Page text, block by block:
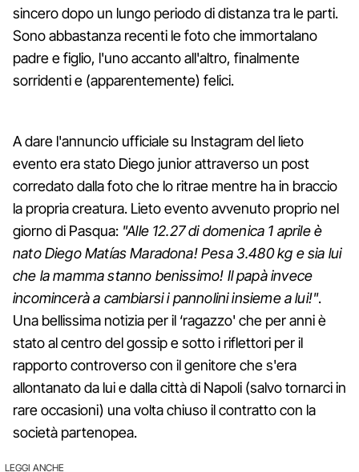
sincero dopo un lungo periodo di distanza tra le parti.
Sono abbastanza recenti le foto che immortalano
padre e figlio, l'uno accanto all'altro, finalmente
sorridenti e (apparentemente) felici.
A dare l'annuncio ufficiale su Instagram del lieto
evento era stato Diego junior attraverso un post
corredato dalla foto che lo ritrae mentre ha in braccio
la propria creatura. Lieto evento avvenuto proprio nel
giorno di Pasqua: "Alle 12.27 di domenica 1 aprile è
nato Diego Matías Maradona! Pesa 3.480 kg e sia lui
che la mamma stanno benissimo! Il papà invece
incomincerà a cambiarsi i pannolini insieme a lui!".
Una bellissima notizia per il ‘ragazzo' che per anni è
stato al centro del gossip e sotto i riflettori per il
rapporto controverso con il genitore che s'era
allontanato da lui e dalla città di Napoli (salvo tornarci in
rare occasioni) una volta chiuso il contratto con la
società partenopea.
LEGGI ANCHE